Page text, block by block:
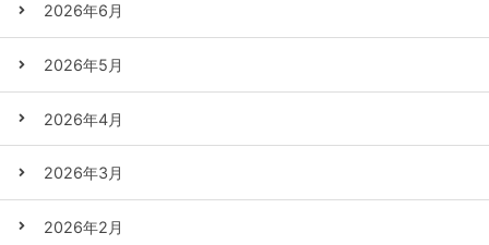
2026年6月
2026年5月
2026年4月
2026年3月
2026年2月